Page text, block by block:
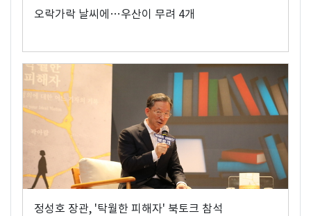
오락가락 날씨에…우산이 무려 4개
정성호 장관, '탁월한 피해자' 북토크 참석